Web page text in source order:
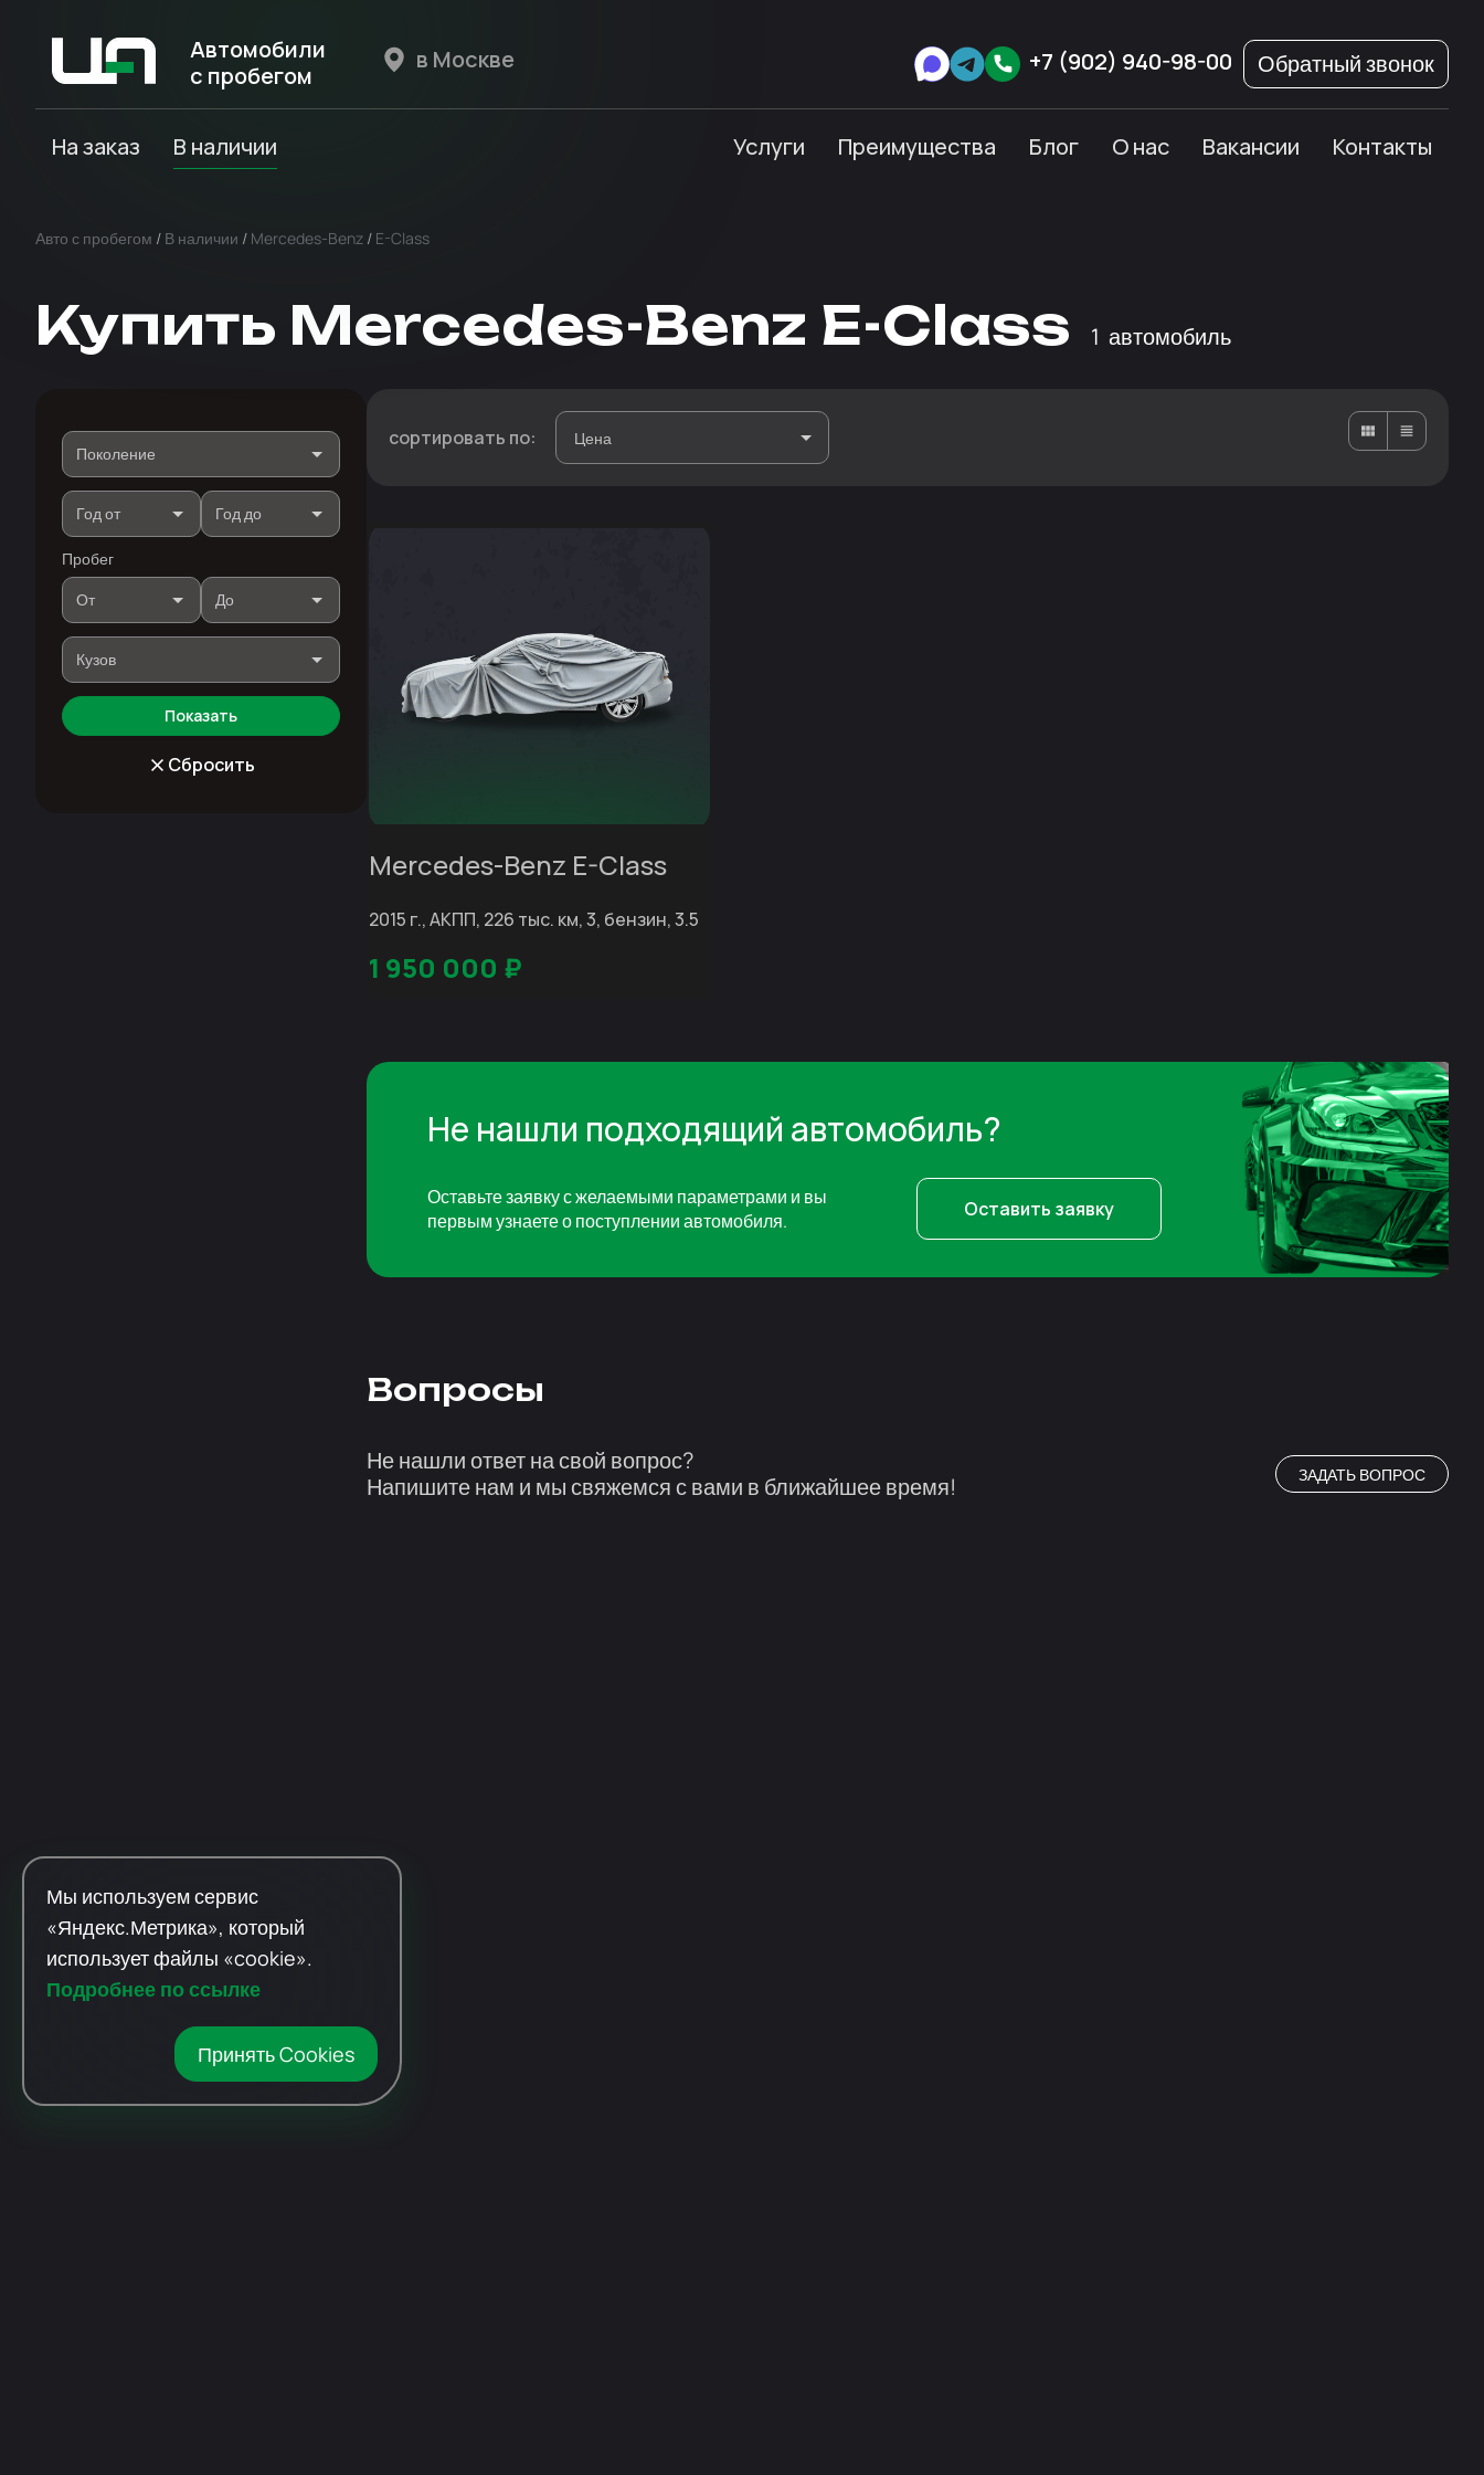
Автомобили
с пробегом
+7 (902) 940-98-00 Обратный звонок
На заказ В наличии Услуги Преимущества Блог О нас Вакансии Контакты
Авто с пробегом / В наличии / Mercedes-Benz / E-Class
Купить Mercedes-Benz E-Class 1 автомобиль
Пробег
Показать
Сбросить
сортировать по:
Mercedes-Benz E-Class
2015 г., АКПП, 226 тыс. км, 3, бензин, 3.5
1 950 000 ₽
Не нашли подходящий автомобиль?
Оставьте заявку с желаемыми параметрами и вы
первым узнаете о поступлении автомобиля.
Оставить заявку
Вопросы
Не нашли ответ на свой вопрос?
Напишите нам и мы свяжемся с вами в ближайшее время!
ЗАДАТЬ ВОПРОС
Мы используем сервис
«Яндекс.Метрика», который
использует файлы «cookie».
Подробнее по ссылке
Принять Cookies